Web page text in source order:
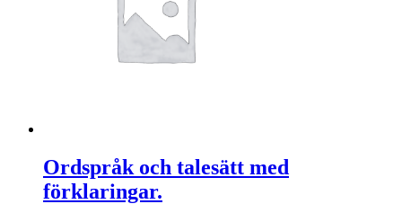
Ordspråk och talesätt med
förklaringar.